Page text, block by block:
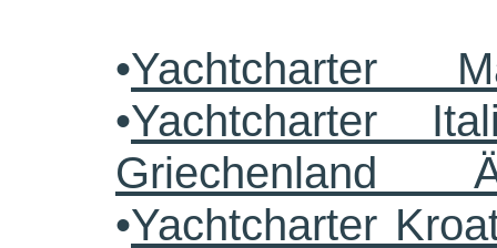
•Yachtcharter
•Yachtcharter
Griechenland
•Yachtcharter